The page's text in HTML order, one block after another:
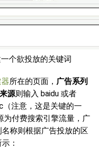
个欲投放的关键词
所在的页面， 广告系列
源则输入 baidu 或者
（注意，这是关键的一
为付费搜索引擎流量，广
称则根据广告投放的区
：